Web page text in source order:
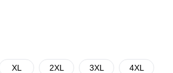
XL 2XL 3XL 4XL